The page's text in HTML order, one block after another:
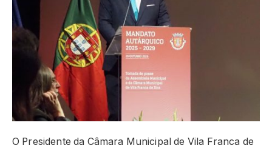
O Presidente da Câmara Municipal de Vila Franca de